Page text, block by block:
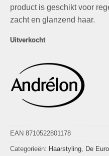
product is geschikt voor
zacht en glanzend haar.
Uitverkocht
EAN 8710522801178
Categorieën: Haarstyling, De